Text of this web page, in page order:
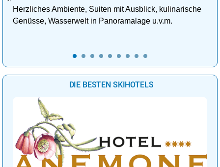
Herzliches Ambiente, Suiten mit Ausblick, kulinarische
Genüsse, Wasserwelt in Panoramalage u.v.m.
DIE BESTEN SKIHOTELS